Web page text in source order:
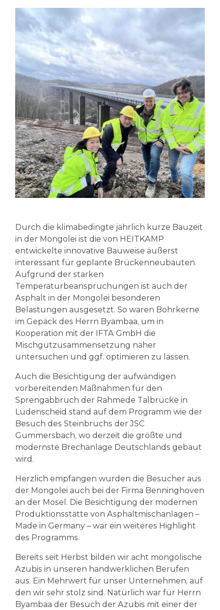
Durch die klimabedingte jährlich kurze Bauzeit
in der Mongolei ist die von HEITKAMP
entwickelte innovative Bauweise äußerst
interessant für geplante Brückenneubauten.
Aufgrund der starken
Temperaturbeanspruchungen ist auch der
Asphalt in der Mongolei besonderen
Belastungen ausgesetzt. So waren Bohrkerne
im Gepäck des Herrn Byambaa, um in
Kooperation mit der IFTA GmbH die
Mischgutzusammensetzung näher
untersuchen und ggf. optimieren zu lassen.
Auch die Besichtigung der aufwändigen
vorbereitenden Maßnahmen für den
Sprengabbruch der Rahmede Talbrücke in
Lüdenscheid stand auf dem Programm wie der
Besuch des Steinbruchs der JSC
Gummersbach, wo derzeit die größte und
modernste Brechanlage Deutschlands gebaut
wird.
Herzlich empfangen wurden die Besucher aus
der Mongolei auch bei der Firma Benninghoven
an der Mosel. Die Besichtigung der modernen
Produktionsstätte von Asphaltmischanlagen –
Made in Germany – war ein weiteres Highlight
des Programms.
Bereits seit Herbst bilden wir acht mongolische
Azubis in unseren handwerklichen Berufen
aus. Ein Mehrwert für unser Unternehmen, auf
den wir sehr stolz sind. Natürlich war für Herrn
Byambaa der Besuch der Azubis mit einer der